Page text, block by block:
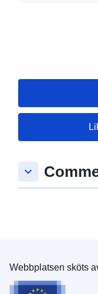
keyboard_arrow_down
Webbplatsen sköts